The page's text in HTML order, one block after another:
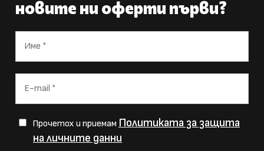
новите ни оферти първи?
Прочетох и приемам Политиката за защита
на личните данни